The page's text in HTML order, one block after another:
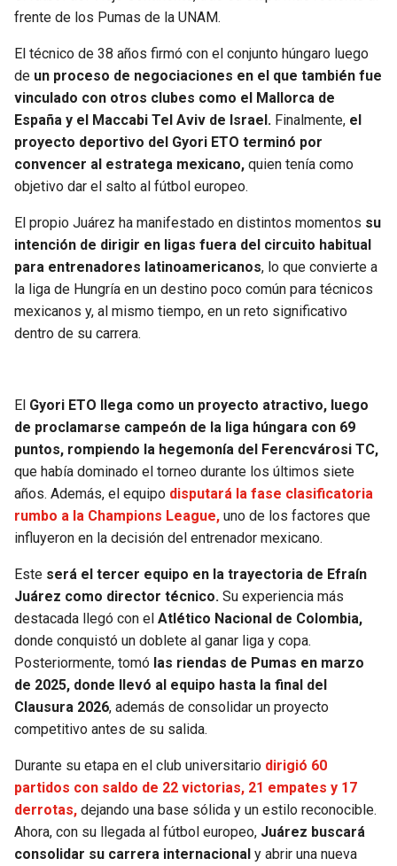
VIKINGS
FALCONS
PANTHERS
SAINTS
BUCCANEERS
THUNDER
TRAIL BLAZERS
JAZZ
frente de los Pumas de la UNAM.
El técnico de 38 años firmó con el conjunto húngaro luego
de un proceso de negociaciones en el que también fue
vinculado con otros clubes como el Mallorca de
España y el Maccabi Tel Aviv de Israel. Finalmente, el
proyecto deportivo del Gyori ETO terminó por
convencer al estratega mexicano, quien tenía como
objetivo dar el salto al fútbol europeo.
El propio Juárez ha manifestado en distintos momentos su
intención de dirigir en ligas fuera del circuito habitual
para entrenadores latinoamericanos, lo que convierte a
la liga de Hungría en un destino poco común para técnicos
mexicanos y, al mismo tiempo, en un reto significativo
dentro de su carrera.
El Gyori ETO llega como un proyecto atractivo, luego
de proclamarse campeón de la liga húngara con 69
puntos, rompiendo la hegemonía del Ferencvárosi TC,
que había dominado el torneo durante los últimos siete
años. Además, el equipo disputará la fase clasificatoria
rumbo a la Champions League, uno de los factores que
influyeron en la decisión del entrenador mexicano.
Este será el tercer equipo en la trayectoria de Efraín
Juárez como director técnico. Su experiencia más
destacada llegó con el Atlético Nacional de Colombia,
donde conquistó un doblete al ganar liga y copa.
Posteriormente, tomó las riendas de Pumas en marzo
de 2025, donde llevó al equipo hasta la final del
Clausura 2026, además de consolidar un proyecto
competitivo antes de su salida.
Durante su etapa en el club universitario dirigió 60
partidos con saldo de 22 victorias, 21 empates y 17
derrotas, dejando una base sólida y un estilo reconocible.
Ahora, con su llegada al fútbol europeo, Juárez buscará
consolidar su carrera internacional y abrir una nueva